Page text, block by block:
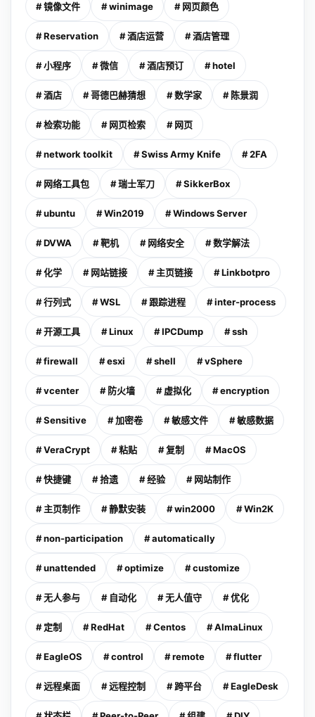
# 镜像文件 # winimage # 网页颜色
# Reservation # 酒店运营 # 酒店管理
# 小程序 # 微信 # 酒店预订 # hotel
# 酒店 # 哥德巴赫猜想 # 数学家 # 陈景润
# 检索功能 # 网页检索 # 网页
# network toolkit # Swiss Army Knife # 2FA
# 网络工具包 # 瑞士军刀 # SikkerBox
# ubuntu # Win2019 # Windows Server
# DVWA # 靶机 # 网络安全 # 数学解法
# 化学 # 网站链接 # 主页链接 # Linkbotpro
# 行列式 # WSL # 跟踪进程 # inter-process
# 开源工具 # Linux # IPCDump # ssh
# firewall # esxi # shell # vSphere
# vcenter # 防火墙 # 虚拟化 # encryption
# Sensitive # 加密卷 # 敏感文件 # 敏感数据
# VeraCrypt # 粘贴 # 复制 # MacOS
# 快捷键 # 拾遗 # 经验 # 网站制作
# 主页制作 # 静默安装 # win2000 # Win2K
# non-participation # automatically
# unattended # optimize # customize
# 无人参与 # 自动化 # 无人值守 # 优化
# 定制 # RedHat # Centos # AlmaLinux
# EagleOS # control # remote # flutter
# 远程桌面 # 远程控制 # 跨平台 # EagleDesk